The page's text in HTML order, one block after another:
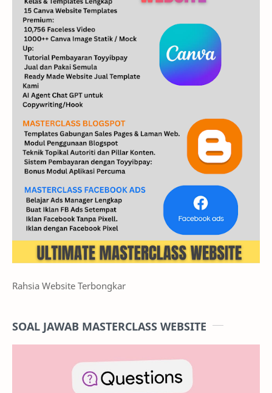
Rahsia Website Terbongkar
SOAL JAWAB MASTERCLASS WEBSITE